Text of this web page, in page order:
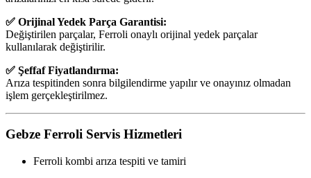
✅ Orijinal Yedek Parça Garantisi:
Değiştirilen parçalar, Ferroli onaylı orijinal yedek parçalar
kullanılarak değiştirilir.
✅ Şeffaf Fiyatlandırma:
Arıza tespitinden sonra bilgilendirme yapılır ve onayınız olmadan
işlem gerçekleştirilmez.
Gebze Ferroli Servis Hizmetleri
Ferroli kombi arıza tespiti ve tamiri